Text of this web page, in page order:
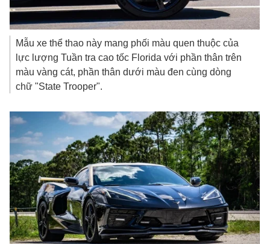
Mẫu xe thể thao này mang phối màu quen thuộc của
lực lượng Tuần tra cao tốc Florida với phần thân trên
màu vàng cát, phần thân dưới màu đen cùng dòng
chữ "State Trooper".